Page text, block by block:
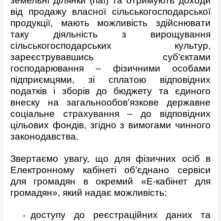
від продажу власної сільськогосподарської
продукції, мають можливість здійснювати
таку діяльність з вирощування
сільськогосподарських культур,
зареєструвавшись суб’єктами
господарювання – фізичними особами
підприємцями, зі сплатою відповідних
податків і зборів до бюджету та єдиного
внеску на загальнообов’язкове державне
соціальне страхування – до відповідних
цільових фондів, згідно з вимогами чинного
законодавства.
Звертаємо увагу, що для фізичних осіб в
Електронному кабінеті об’єднано сервіси
для громадян в окремий «Е-кабінет для
громадян», який надає можливість:
доступу до реєстраційних даних та